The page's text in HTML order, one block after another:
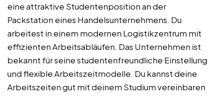
eine attraktive Studentenposition an der
Packstation eines Handelsunternehmens. Du
arbeitest in einem modernen Logistikzentrum mit
effizienten Arbeitsabläufen. Das Unternehmen ist
bekannt für seine studentenfreundliche Einstellung
und flexible Arbeitszeitmodelle. Du kannst deine
Arbeitszeiten gut mit deinem Studium vereinbaren